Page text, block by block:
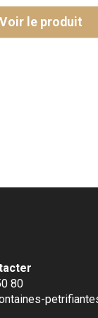
Voir le produit
80